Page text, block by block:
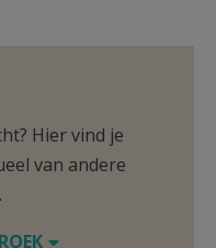
Hier vind je
van andere